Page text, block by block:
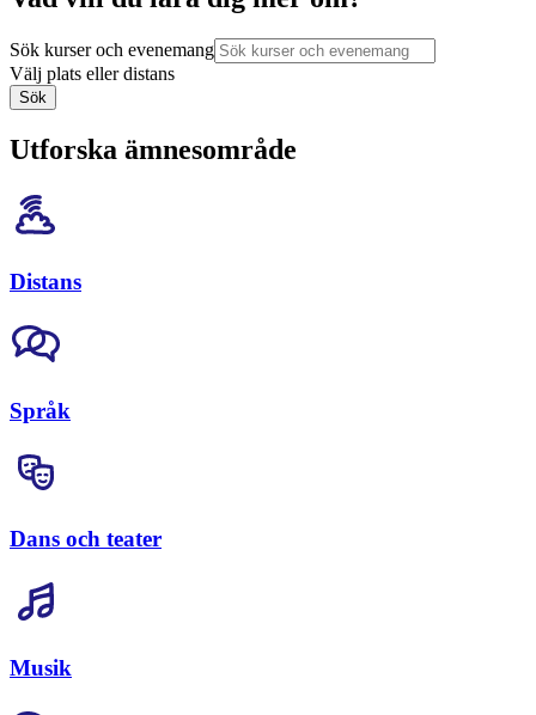
Sök kurser och evenemang
Välj plats eller distans
Sök
Utforska ämnesområde
Distans
Språk
Dans och teater
Musik